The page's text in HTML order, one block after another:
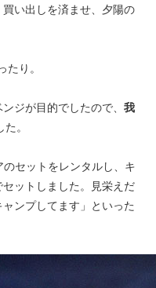
い出しを済ませ、夕陽の
り。
ジが目的でしたので、 我
。
セットをレンタルし、キ
ットしました。見栄えだ
ンプしてます」といった